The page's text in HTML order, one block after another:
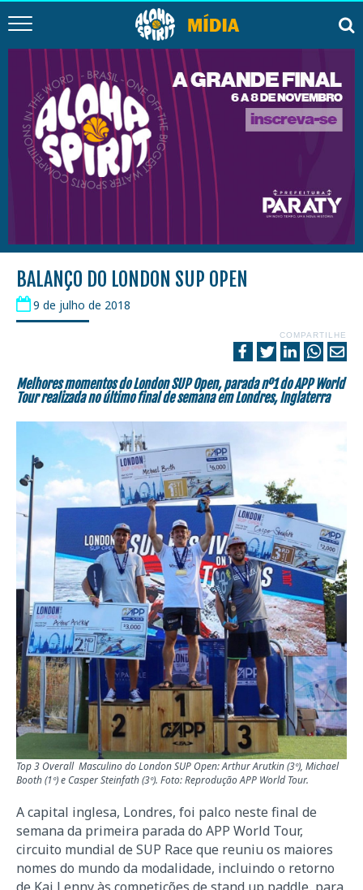
BALANÇO DO LONDON SUP OPEN
9 de julho de 2018
COMPARTILHE
Melhores momentos do London SUP Open, parada nº1 do APP World
Tour realizada no último final de semana em Londres, Inglaterra
Top 3 Overall Masculino do London SUP Open: Arthur Arutkin (3º), Michael
Booth (1º) e Casper Steinfath (3º). Foto: Reprodução APP World Tour.
A capital inglesa, Londres, foi palco neste final de
semana da primeira parada do APP World Tour,
circuito mundial de SUP Race que reuniu os maiores
nomes do mundo da modalidade, incluindo o retorno